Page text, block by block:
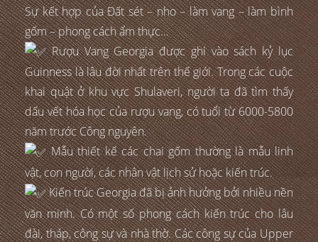
Sự kết hợp của Đất sét – nho – làm vang – làm bình
gốm – phong cách ẩm thực…
Rượu Vang Georgia được ghi vào sách kỷ lục
Guinness là lâu đời nhất trên thế giới. Trong các cuộc
khai quật ở khu vực Shulaveri, người ta đã tìm thấy
dấu vết hóa học của rượu vang, có tuổi từ 6000-5800
năm trước Công nguyên.
Mẫu thiết kế các chai gốm thường là mẫu linh
vật, con người, các nhân vật lịch sử hoặc kiến trúc.
Kiến trúc Georgia đã bị ảnh hưởng bởi nhiều nền
văn minh. Có một số phong cách kiến trúc cho lâu
đài, tháp, công sự và nhà thờ. Các công sự của Upper